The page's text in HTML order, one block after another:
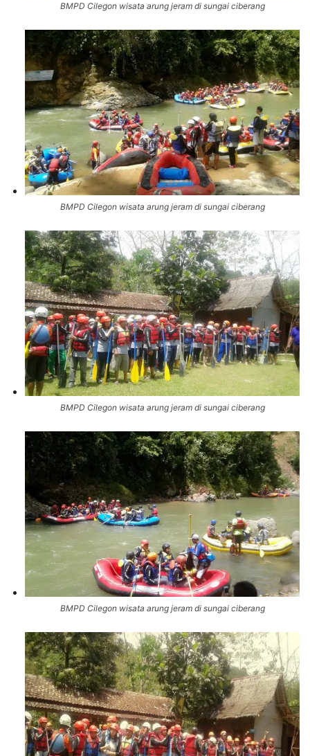
BMPD Cilegon wisata arung jeram di sungai ciberang
BMPD Cilegon wisata arung jeram di sungai ciberang
BMPD Cilegon wisata arung jeram di sungai ciberang
BMPD Cilegon wisata arung jeram di sungai ciberang